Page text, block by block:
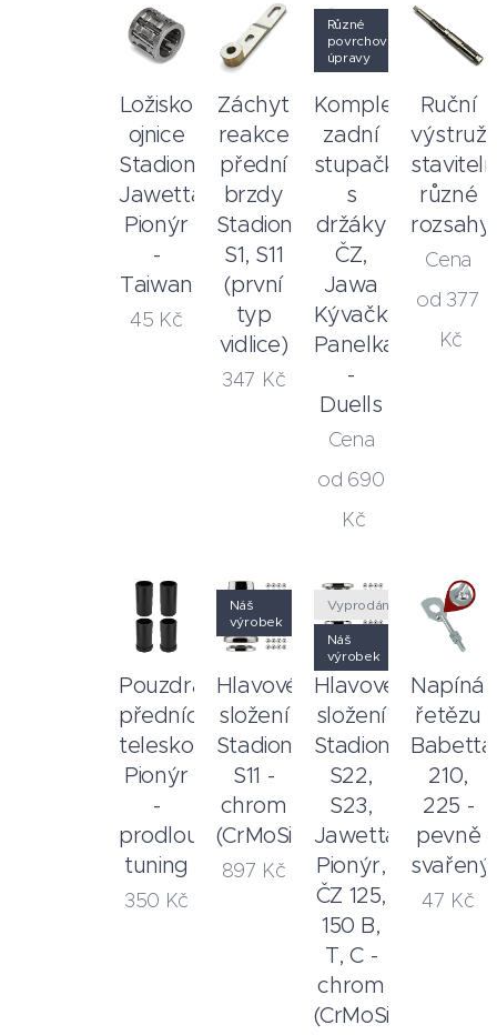
Ložisko
ojnice
Stadion,
Jawetta,
Pionýr
-
Taiwan
45 Kč
Záchyt
reakce
přední
brzdy
Stadion
S1, S11
(první
typ
vidlice)
347 Kč
Kompletní
zadní
stupačky
s
držáky
ČZ,
Jawa
Kývačka,
Panelka
-
Duells
Různé
povrchové
úpravy
Cena
od 690
Kč
Ruční
různé
rozsahy
Cena
od 377
Kč
Pouzdra
předních
teleskopů
Pionýr
-
prodloužené
tuning
350 Kč
Hlavové
složení
Stadion
S11 -
chrom
(CrMoSi)
Náš
výrobek
897 Kč
Hlavové
složení
Stadion
S22,
S23,
Jawetta,
Pionýr,
ČZ 125,
150 B,
T, C -
chrom
(CrMoSi)
Vyprodáno
Náš
výrobek
Napínák
řetězu
Babetta
210,
225 -
pevně
svařený
47 Kč